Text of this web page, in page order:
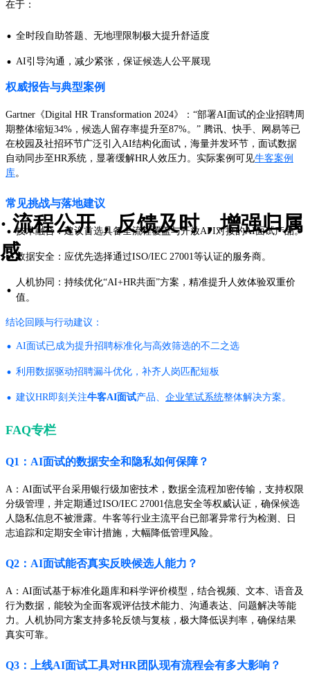
在于：
· 全时段自助答题、无地理限制极大提升舒适度
· 流程公开，反馈及时，增强归属
感
· AI引导沟通，减少紧张，保证候选人公平展现
权威报告与典型案例
Gartner《Digital HR Transformation 2024》：“部署AI面试的企业招聘周
期整体缩短34%，候选人留存率提升至87%。” 腾讯、快手、网易等已
在校园及社招环节广泛引入AI结构化面试，海量并发环节，面试数据
自动同步至HR系统，显著缓解HR人效压力。实际案例可见牛客案例
库。
常见挑战与落地建议
· 技术融合：建议首选具备全流程覆盖与开放API对接的AI面试产品。
· 数据安全：应优先选择通过ISO/IEC 27001等认证的服务商。
· 人机协同：持续优化“AI+HR共面”方案，精准提升人效体验双重价
值。
结论回顾与行动建议：
· AI面试已成为提升招聘标准化与高效筛选的不二之选
· 利用数据驱动招聘漏斗优化，补齐人岗匹配短板
· 建议HR即刻关注牛客AI面试产品、 企业笔试系统整体解决方案。
FAQ专栏
Q1：AI面试的数据安全和隐私如何保障？
A：AI面试平台采用银行级加密技术，数据全流程加密传输，支持权限
分级管理，并定期通过ISO/IEC 27001信息安全等权威认证，确保候选
人隐私信息不被泄露。牛客等行业主流平台已部署异常行为检测、日
志追踪和定期安全审计措施，大幅降低管理风险。
Q2：AI面试能否真实反映候选人能力？
A：AI面试基于标准化题库和科学评价模型，结合视频、文本、语音及
行为数据，能较为全面客观评估技术能力、沟通表达、问题解决等能
力。人机协同方案支持多轮反馈与复核，极大降低误判率，确保结果
真实可靠。
Q3：上线AI面试工具对HR团队现有流程会有多大影响？